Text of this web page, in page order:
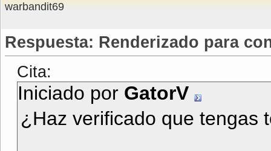
warbandit69
Respuesta: Renderizado para
Cita:
Iniciado por GatorV
¿Haz verificado que tengas